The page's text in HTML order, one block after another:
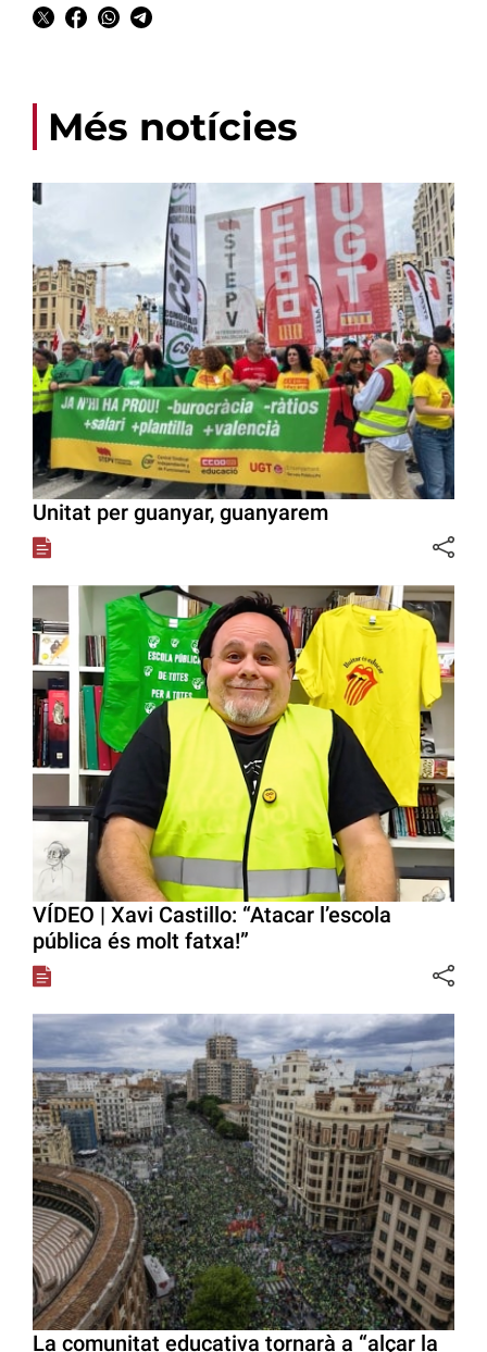
Més notícies
Unitat per guanyar, guanyarem
VÍDEO | Xavi Castillo: “Atacar l’escola
pública és molt fatxa!”
La comunitat educativa tornarà a “alçar la